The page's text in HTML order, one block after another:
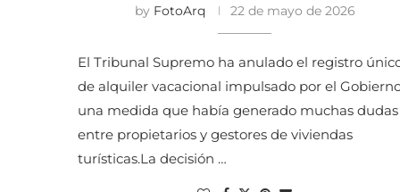
by FotoArq 22 de mayo de 2026
El Tribunal Supremo ha anulado el registro
de alquiler vacacional impulsado por el
una medida que había generado muchas dudas
entre propietarios y gestores de viviendas
turísticas.La decisión …